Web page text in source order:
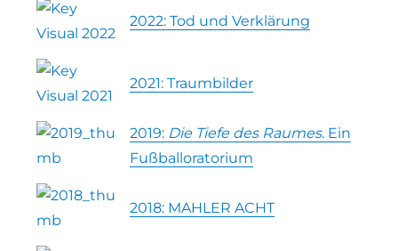
2022: Tod und Verklärung
2021: Traumbilder
2019: Die Tiefe des Raumes. Ein
Fußballoratorium
2018: MAHLER ACHT